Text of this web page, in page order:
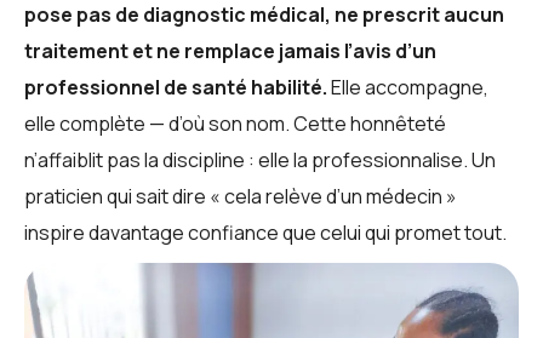
pose pas de diagnostic médical, ne prescrit aucun
traitement et ne remplace jamais l’avis d’un
professionnel de santé habilité.Elle accompagne,
elle complète — d’où son nom. Cette honnêteté
n’affaiblit pas la discipline : elle la professionnalise. Un
praticien qui sait dire « cela relève d’un médecin »
inspire davantage confiance que celui qui promet tout.